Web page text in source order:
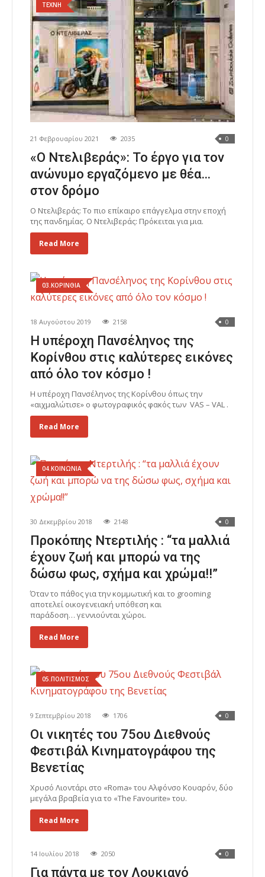
ΤΕΧΝΗ
21 Φεβρουαρίου 2021 2035 0
«Ο Ντελιβεράς»: Το έργο για τον
ανώνυμο εργαζόμενο με θέα…
στον δρόμο
Ο Ντελιβεράς: Το πιο επίκαιρο επάγγελμα στην εποχή
της πανδημίας. Ο Ντελιβεράς: Πρόκειται για μια.
Read More
03.ΚΟΡΙΝΘΙΑ
18 Αυγούστου 2019 2158 0
Η υπέροχη Πανσέληνος της
Κορίνθου στις καλύτερες εικόνες
από όλο τον κόσμο !
Η υπέροχη Πανσέληνος της Κορίνθου όπως την
«αιχμαλώτισε» ο φωτογραφικός φακός των VAS – VAL .
Read More
04.ΚΟΙΝΩΝΙΑ
30 Δεκεμβρίου 2018 2148 0
Προκόπης Ντερτιλής : “τα μαλλιά
έχουν ζωή και μπορώ να της
δώσω φως, σχήμα και χρώμα!!”
Όταν το πάθος για την κομμωτική και το grooming
αποτελεί οικογενειακή υπόθεση και
παράδοση… γεννιούνται χώροι.
Read More
05.ΠΟΛΙΤΙΣΜΟΣ
9 Σεπτεμβρίου 2018 1706 0
Oι νικητές του 75ου Διεθνούς
Φεστιβάλ Κινηματογράφου της
Βενετίας
Χρυσό Λιοντάρι στο «Roma» του Αλφόνσο Κουαρόν, δύο
μεγάλα βραβεία για το «The Favourite» του.
Read More
14 Ιουλίου 2018 2050 0
Για πάντα με τον Λουκιανό